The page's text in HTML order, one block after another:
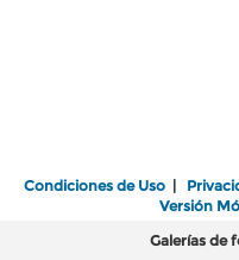
Condiciones de Uso |
Versión
Galerías de